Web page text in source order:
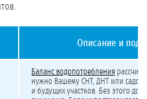
Описание и
Баланс водопотребления
нужно Вашему СНТ, ДНТ или
и будущих участков. Без этого